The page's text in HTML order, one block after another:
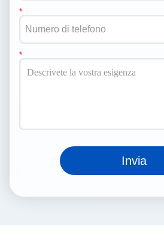
Invia